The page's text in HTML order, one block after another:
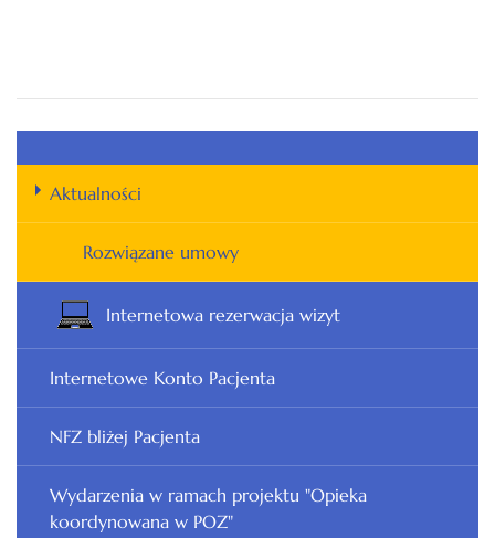
Aktualności
Rozwiązane umowy
Internetowa rezerwacja wizyt
Internetowe Konto Pacjenta
NFZ bliżej Pacjenta
Wydarzenia w ramach projektu "Opieka
koordynowana w POZ"